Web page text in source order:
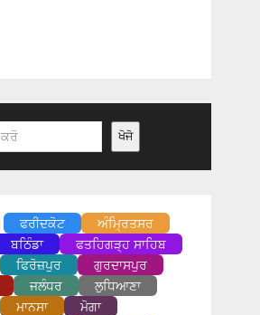
ਖੋਜੋ
ਫਰੀਦਕੋਟ
ਅੰਮ੍ਰਿਤਸਰ
ਬਠਿੰਡਾ
ਫਤਹਿਗੜ੍ਹ ਸਾਹਿਬ
ਫਿਰੋਜ਼ਪੁਰ
ਗੁਰਦਾਸਪੁਰ
ਜਲੰਧਰ
ਲੁਧਿਆਣਾ
ਮਾਨਸਾ
ਮੋਗਾ